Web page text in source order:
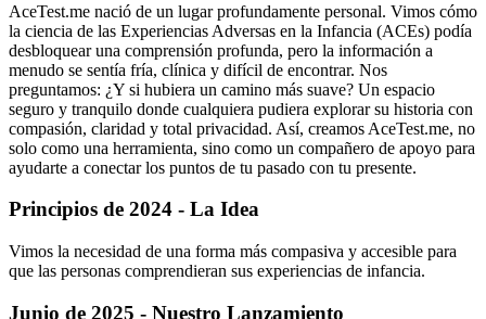
AceTest.me nació de un lugar profundamente personal. Vimos cómo
la ciencia de las Experiencias Adversas en la Infancia (ACEs) podía
desbloquear una comprensión profunda, pero la información a
menudo se sentía fría, clínica y difícil de encontrar. Nos
preguntamos: ¿Y si hubiera un camino más suave? Un espacio
seguro y tranquilo donde cualquiera pudiera explorar su historia con
compasión, claridad y total privacidad. Así, creamos AceTest.me, no
solo como una herramienta, sino como un compañero de apoyo para
ayudarte a conectar los puntos de tu pasado con tu presente.
Principios de 2024 - La Idea
Vimos la necesidad de una forma más compasiva y accesible para
que las personas comprendieran sus experiencias de infancia.
Junio de 2025 - Nuestro Lanzamiento